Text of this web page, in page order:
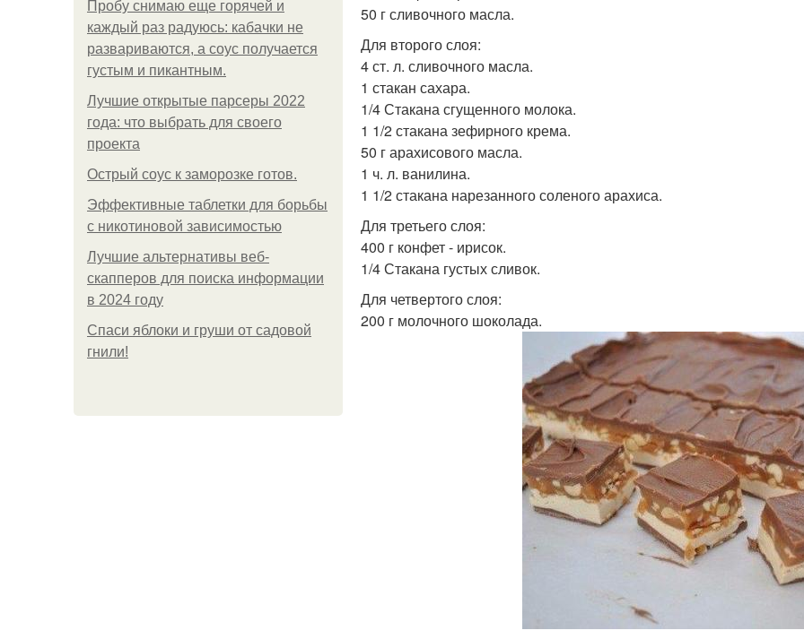
Пробу снимаю еще горячей и
каждый раз радуюсь: кабачки не
развариваются, а соус получается
густым и пикантным.
Лучшие открытые парсеры 2022
года: что выбрать для своего
проекта
Острый соус к заморозке готов.
Эффективные таблетки для борьбы
с никотиновой зависимостью
Лучшие альтернативы веб-
скапперов для поиска информации
в 2024 году
Спаси яблоки и груши от садовой
гнили!
50 г сливочного масла.
Для второго слоя:
4 ст. л. сливочного масла.
1 стакан сахара.
1/4 Стакана сгущенного молока.
1 1/2 стакана зефирного крема.
50 г арахисового масла.
1 ч. л. ванилина.
1 1/2 стакана нарезанного соленого арахиса.
Для третьего слоя:
400 г конфет - ирисок.
1/4 Стакана густых сливок.
Для четвертого слоя:
200 г молочного шоколада.